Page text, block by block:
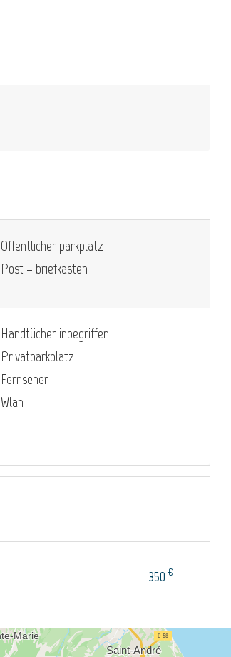
Öffentlicher parkplatz
Post – briefkasten
Handtücher inbegriffen
Privatparkplatz
Fernseher
Wlan
350 €